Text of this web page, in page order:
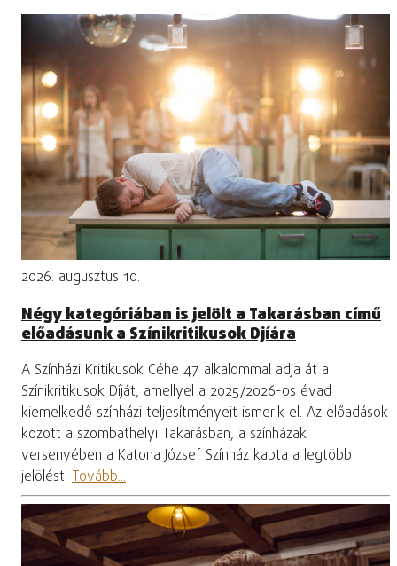
2026. augusztus 10.
Négy kategóriában is jelölt a Takarásban című
előadásunk a Színikritikusok Djíára
A Színházi Kritikusok Céhe 47. alkalommal adja át a
Színikritikusok Díját, amellyel a 2025/2026-os évad
kiemelkedő színházi teljesítményeit ismerik el. Az előadások
között a szombathelyi Takarásban, a színházak
versenyében a Katona József Színház kapta a legtöbb
jelölést. Tovább...